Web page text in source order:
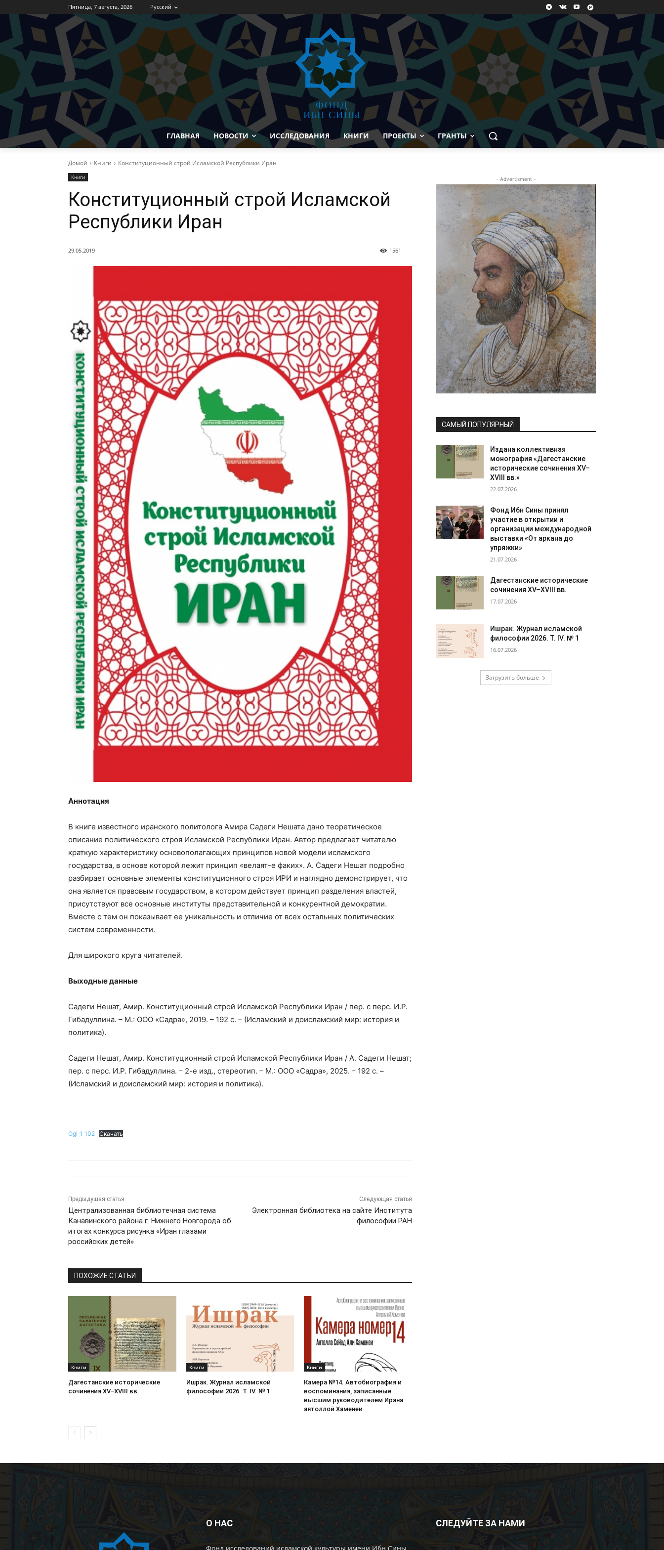
Пятница, 7 августа, 2026 Русский
ФОНД
ИБН СИНЫ
ГЛАВНАЯ НОВОСТИ ИССЛЕДОВАНИЯ КНИГИ ПРОЕКТЫ ГРАНТЫ
Домой Книги Конституционный строй Исламской Республики Иран
Книги
Конституционный строй Исламской
Республики Иран
29.05.2019 1561
Аннотация
В книге известного иранского политолога Амира Садеги Нешата дано теоретическое
описание политического строя Исламской Республики Иран. Автор предлагает читателю
краткую характеристику основополагающих принципов новой модели исламского
государства, в основе которой лежит принцип «велаят-е факих». А. Садеги Нешат подробно
разбирает основные элементы конституционного строя ИРИ и наглядно демонстрирует, что
она является правовым государством, в котором действует принцип разделения властей,
присутствуют все основные институты представительной и конкурентной демократии.
Вместе с тем он показывает ее уникальность и отличие от всех остальных политических
систем современности.
Для широкого круга читателей.
Выходные данные
Садеги Нешат, Амир. Конституционный строй Исламской Республики Иран / пер. с перс. И.Р.
Гибадуллина. – М.: ООО «Садра», 2019. – 192 с. – (Исламский и доисламский мир: история и
политика).
Садеги Нешат, Амир. Конституционный строй Исламской Республики Иран / А. Садеги Нешат;
пер. с перс. И.Р. Гибадуллина. – 2-е изд., стереотип. – М.: ООО «Садра», 2025. – 192 с. –
(Исламский и доисламский мир: история и политика).
Ogl_1_102 Скачать
Предыдущая статья
Централизованная библиотечная система
Канавинского района г. Нижнего Новгорода об
итогах конкурса рисунка «Иран глазами
российских детей»
Следующая статья
Электронная библиотека на сайте Института
философии РАН
ПОХОЖИЕ СТАТЬИ
Книги
Дагестанские исторические
сочинения XV–XVIII вв.
Книги
Ишрак. Журнал исламской
философии 2026. Т. IV. № 1
Книги
Камера №14. Автобиография и
воспоминания, записанные
высшим руководителем Ирана
аятоллой Хаменеи
- Advertisment -
САМЫЙ ПОПУЛЯРНЫЙ
Издана коллективная
монография «Дагестанские
исторические сочинения XV–
XVIII вв.»
22.07.2026
Фонд Ибн Сины принял
участие в открытии и
организации международной
выставки «От аркана до
упряжки»
21.07.2026
Дагестанские исторические
сочинения XV–XVIII вв.
17.07.2026
Ишрак. Журнал исламской
философии 2026. Т. IV. № 1
16.07.2026
Загрузить больше
О НАС СЛЕДУЙТЕ ЗА НАМИ